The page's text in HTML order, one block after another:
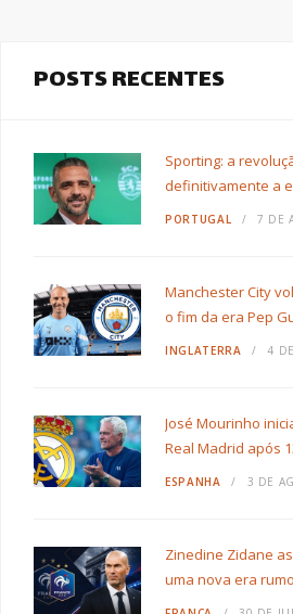
POSTS RECENTES
Sporting: a
definitivamente a
PORTUGAL 7 DE
Manchester City
o fim da era Pep
INGLATERRA 4
José Mourinho
Real Madrid após
ESPANHA 3 DE
Zinedine Zidane
uma nova era